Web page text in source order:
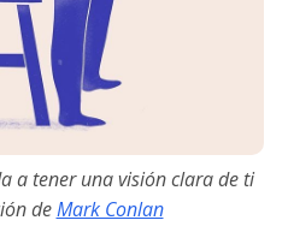
a tener una visión clara de ti
deMark Conlan